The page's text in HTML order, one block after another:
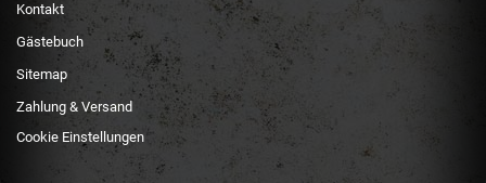
Kontakt
Gästebuch
Sitemap
Zahlung & Versand
Cookie Einstellungen